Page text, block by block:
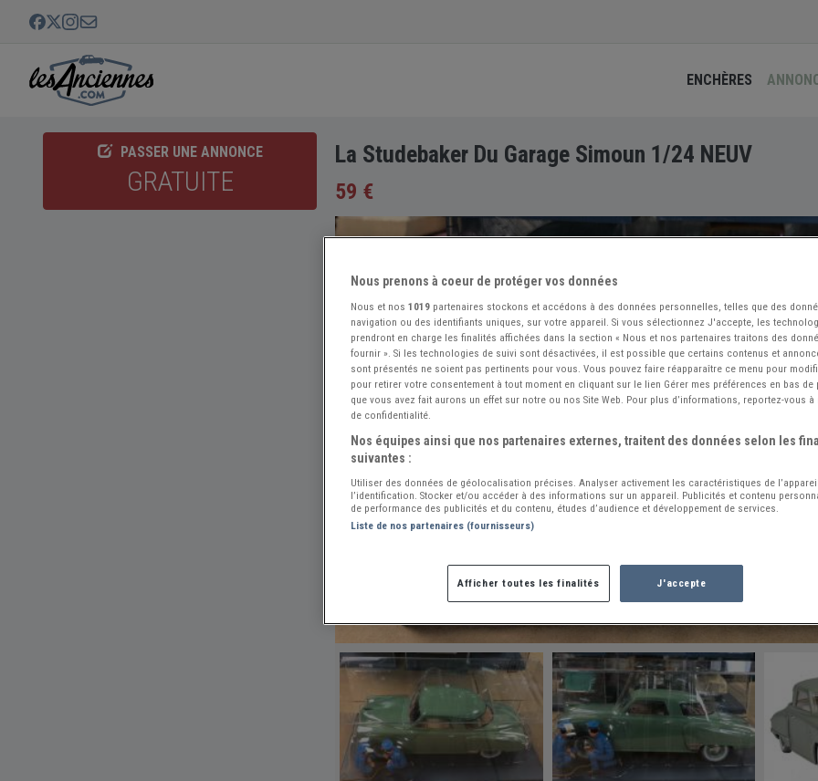
ENCHÈRES
PASSER UNE ANNONCE
GRATUITE
La Studebaker Du Garage Simoun 1/24 NEUV
59 €
Nous prenons à coeur de protéger vos données
Nous et nos 1019 partenaires stockons et accédons à des données personnelles, telles que des
navigation ou des identifiants uniques, sur votre appareil. Si vous sélectionnez J'accepte, les
prendront en charge les finalités affichées dans la section « Nous et nos partenaires traitons des
fournir ». Si les technologies de suivi sont désactivées, il est possible que certains contenus et
sont présentés ne soient pas pertinents pour vous. Vous pouvez faire réapparaître ce menu pour
pour retirer votre consentement à tout moment en cliquant sur le lien Gérer mes préférences en bas de
que vous avez fait aurons un effet sur notre ou nos Site Web. Pour plus d’informations, reportez-vous
de confidentialité.
Nos équipes ainsi que nos partenaires externes, traitent des données selon les
suivantes :
Utiliser des données de géolocalisation précises. Analyser activement les caractéristiques de
l’identification. Stocker et/ou accéder à des informations sur un appareil. Publicités et contenu
de performance des publicités et du contenu, études d’audience et développement de services.
Liste de nos partenaires (fournisseurs)
Afficher toutes les finalités J'accepte